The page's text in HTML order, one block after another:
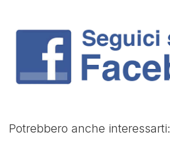
Potrebbero anche interessarti: